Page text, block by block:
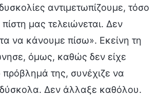
αντιμετωπίζουμε, τόσο
μας τελειώνεται. Δεν
να κάνουμε πίσω». Εκείνη τη
όμως, καθώς δεν είχε
πρόβλημά της, συνέχιζε να
Δεν άλλαξε καθόλου.